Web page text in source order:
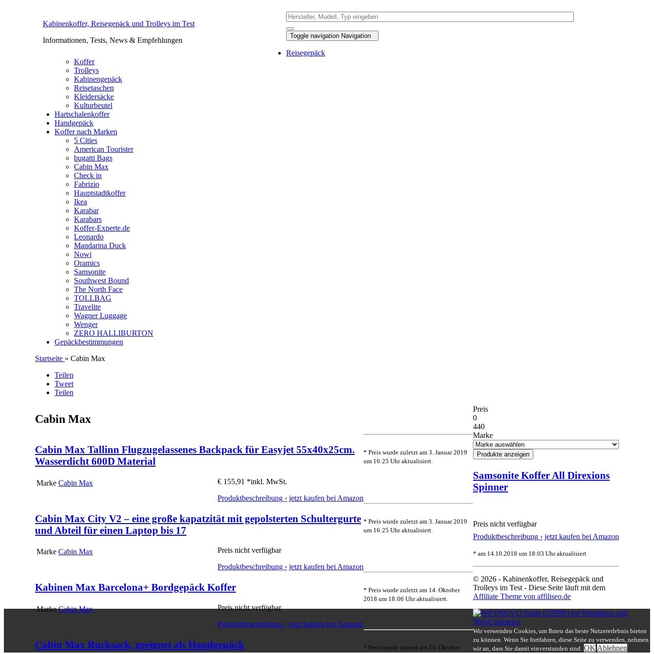
Kabinenkoffer, Reisegepäck und Trolleys im Test
Informationen, Tests, News & Empfehlungen
Toggle navigation Navigation
Reisegepäck
Koffer
Trolleys
Kabinengepäck
Reisetaschen
Kleidersäcke
Kulturbeutel
Hartschalenkoffer
Handgepäck
Koffer nach Marken
5 Cities
American Tourister
bugatti Bags
Cabin Max
Check in
Fabrizio
Hauptstadtkoffer
Ikea
Karabar
Karabars
Koffer-Experte.de
Leonardo
Mandarina Duck
Nowi
Oramics
Samsonite
Southwest Bound
The North Face
TOLLBAG
Travelite
Wagner Luggage
Wenger
ZERO HALLIBURTON
Gepäckbestimmungen
Startseite » Cabin Max
Teilen
Tweet
Teilen
Cabin Max
Cabin Max Tallinn Flugzugelassenes Backpack für Easyjet 55x40x25cm.
Wasserdicht 600D Material
Marke Cabin Max € 155,91 *inkl. MwSt.
Produktbeschreibung › jetzt kaufen bei Amazon
* Preis wurde zuletzt am 3. Januar 2019
um 16:25 Uhr aktualisiert.
Cabin Max City V2 – eine große kapatzität mit gepolsterten Schultergurte
und Abteil für einen Laptop bis 17
Marke Cabin Max
Preis nicht verfügbar
Produktbeschreibung › jetzt kaufen bei Amazon
* Preis wurde zuletzt am 3. Januar 2019
um 16:25 Uhr aktualisiert.
Kabinen Max Barcelona+ Bordgepäck Koffer
Marke Cabin Max
Preis nicht verfügbar
Produktbeschreibung › jetzt kaufen bei Amazon
* Preis wurde zuletzt am 14. Oktober
2018 um 18:06 Uhr aktualisiert.
Cabin Max Rucksack, geeignet als Handgepäck
* Preis wurde zuletzt am 14. Oktober
Preis
0
440
Marke
Samsonite Koffer All Direxions
Spinner
Preis nicht verfügbar
Produktbeschreibung › jetzt kaufen bei Amazon
* am 14.10.2018 um 18:03 Uhr aktualisiert
© 2026 - Kabinenkoffer, Reisegepäck und
Trolleys im Test - Diese Seite läuft mit dem
Affiliate Theme von affiliseo.de
Wir verwenden Cookies, um Ihnen das beste Nutzererlebnis bieten
zu können. Wenn Sie fortfahren, diese Seite zu verwenden, nehmen
wir an, dass Sie damit einverstanden sind. OK Ablehnen